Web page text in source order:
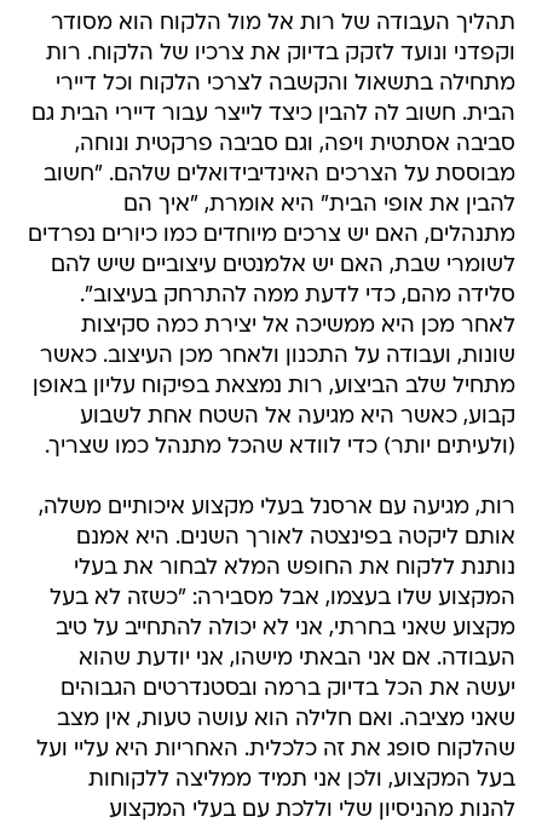
תהליך העבודה של רות אל מול הלקוח הוא מסודר
וקפדני ונועד לזקק בדיוק את צרכיו של הלקוח. רות
מתחילה בתשאול והקשבה לצרכי הלקוח וכל דיירי
הבית. חשוב לה להבין כיצד לייצר עבור דיירי הבית גם
סביבה אסתטית ויפה, וגם סביבה פרקטית ונוחה,
מבוססת על הצרכים האינדיבידואלים שלהם. "חשוב
להבין את אופי הבית" היא אומרת, "איך הם
מתנהלים, האם יש צרכים מיוחדים כמו כיורים נפרדים
לשומרי שבת, האם יש אלמנטים עיצוביים שיש להם
סלידה מהם, כדי לדעת ממה להתרחק בעיצוב".
לאחר מכן היא ממשיכה אל יצירת כמה סקיצות
שונות, ועבודה על התכנון ולאחר מכן העיצוב. כאשר
מתחיל שלב הביצוע, רות נמצאת בפיקוח עליון באופן
קבוע, כאשר היא מגיעה אל השטח אחת לשבוע
(ולעיתים יותר) כדי לוודא שהכל מתנהל כמו שצריך.
רות, מגיעה עם ארסנל בעלי מקצוע איכותיים משלה,
אותם ליקטה בפינצטה לאורך השנים. היא אמנם
נותנת ללקוח את החופש המלא לבחור את בעלי
המקצוע שלו בעצמו, אבל מסבירה: "כשזה לא בעל
מקצוע שאני בחרתי, אני לא יכולה להתחייב על טיב
העבודה. אם אני הבאתי מישהו, אני יודעת שהוא
יעשה את הכל בדיוק ברמה ובסטנדרטים הגבוהים
שאני מציבה. ואם חלילה הוא עושה טעות, אין מצב
שהלקוח סופג את זה כלכלית. האחריות היא עליי ועל
בעל המקצוע, ולכן אני תמיד ממליצה ללקוחות
להנות מהניסיון שלי וללכת עם בעלי המקצוע